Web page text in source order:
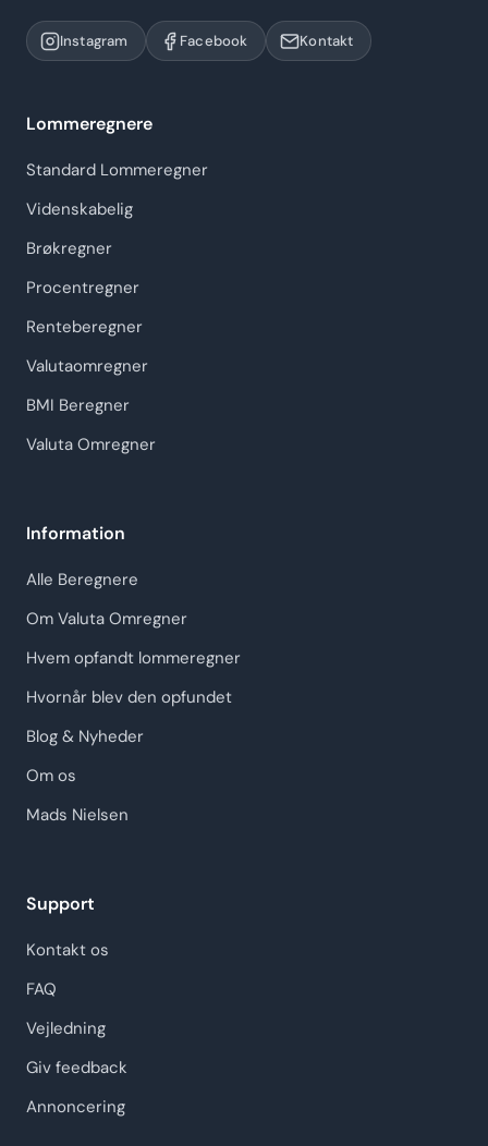
Instagram Facebook Kontakt
Lommeregnere
Standard Lommeregner
Videnskabelig
Brøkregner
Procentregner
Renteberegner
Valutaomregner
BMI Beregner
Valuta Omregner
Information
Alle Beregnere
Om Valuta Omregner
Hvem opfandt lommeregner
Hvornår blev den opfundet
Blog & Nyheder
Om os
Mads Nielsen
Support
Kontakt os
FAQ
Vejledning
Giv feedback
Annoncering